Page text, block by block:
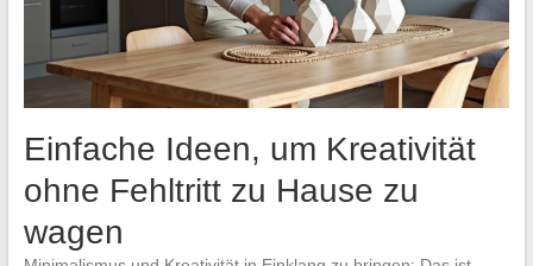
Einfache Ideen, um Kreativität
ohne Fehltritt zu Hause zu
wagen